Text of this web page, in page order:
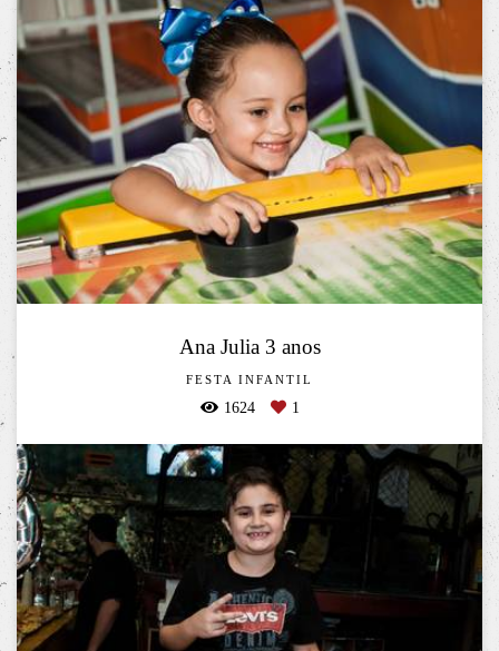
Ana Julia 3 anos
FESTA INFANTIL
1624 1